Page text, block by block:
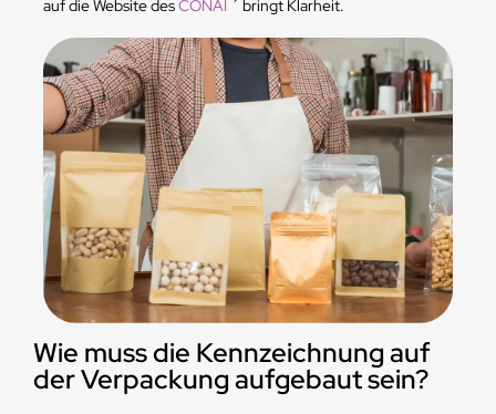
auf die Website desCONAI ´ bringt Klarheit.
Wie muss die Kennzeichnung auf
der Verpackung aufgebaut sein?